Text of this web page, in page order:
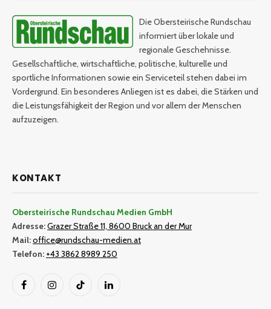
Die Obersteirische Rundschau
informiert über lokale und
regionale Geschehnisse.
Gesellschaftliche, wirtschaftliche, politische, kulturelle und
sportliche Informationen sowie ein Serviceteil stehen dabei im
Vordergrund. Ein besonderes Anliegen ist es dabei, die Stärken und
die Leistungsfähigkeit der Region und vor allem der Menschen
aufzuzeigen.
KONTAKT
Obersteirische Rundschau Medien GmbH
Adresse:Grazer Straße 11, 8600 Bruck an der Mur
Mail:office@rundschau-medien.at
Telefon: +43 3862 8989 250
FacebookInstagramTikTok LinkedIn